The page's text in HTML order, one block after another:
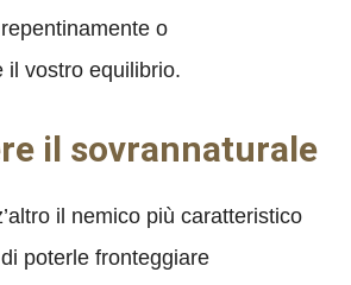
o
il vostro equilibrio.
il sovrannaturale
il nemico più caratteristico
poterle fronteggiare